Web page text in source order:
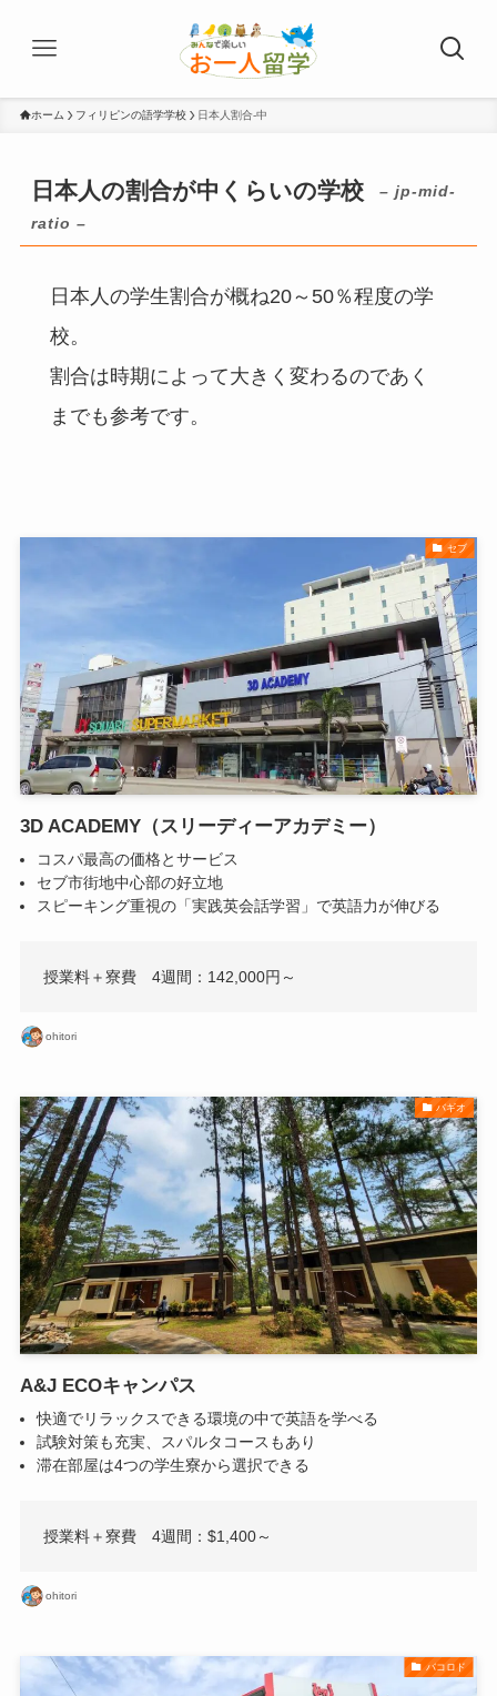
ホーム フィリピンの語学学校 日本人割合-中
日本人の割合が中くらいの学校
– jp-mid-
ratio –
日本人の学生割合が概ね20～50％程度の学
校。
割合は時期によって大きく変わるのであく
までも参考です。
セブ
3D ACADEMY（スリーディーアカデミー）
コスパ最高の価格とサービス
セブ市街地中心部の好立地
スピーキング重視の「実践英会話学習」で英語力が伸びる
授業料＋寮費 4週間：142,000円～
ohitori
バギオ
A&J ECOキャンパス
快適でリラックスできる環境の中で英語を学べる
試験対策も充実、スパルタコースもあり
滞在部屋は4つの学生寮から選択できる
授業料＋寮費 4週間：$1,400～
ohitori
バコロド